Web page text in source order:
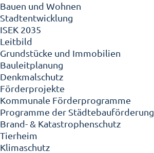
Bauen und Wohnen
Stadtentwicklung
ISEK 2035
Leitbild
Grundstücke und Immobilien
Bauleitplanung
Denkmalschutz
Förderprojekte
Kommunale Förderprogramme
Programme der Städtebauförderung
Brand- & Katastrophenschutz
Tierheim
Klimaschutz